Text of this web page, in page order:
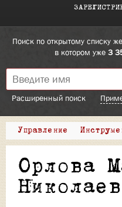
Поиск по открытому списку
в котором уже 3
Расширенный поиск
Управление
Орлова